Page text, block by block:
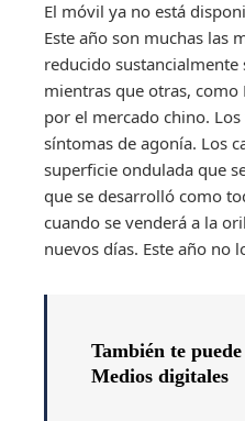
El móvil ya no está
Este año son muchas las
reducido
mientras que otras,
por el mercado chino. Los
síntomas de agonía. Los
superficie ondulada que
que se desarrolló como
cuando se venderá a la
nuevos días. Este año no
También te
Medios digitales